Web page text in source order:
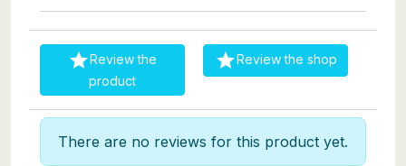
Review the
product
Review the shop
There are no reviews for this product yet.